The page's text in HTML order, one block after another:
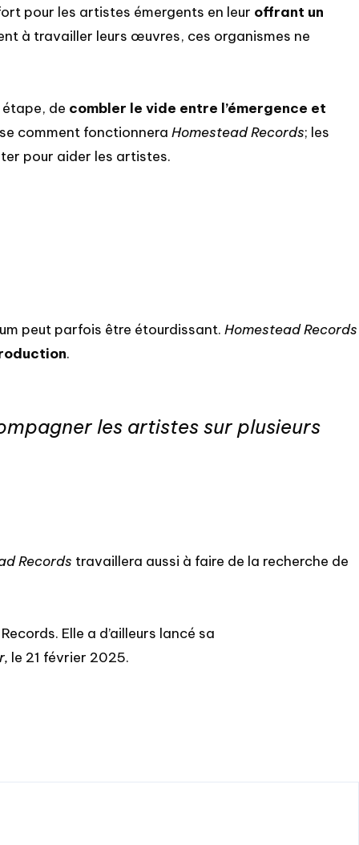
pour les artistes émergents en leur offrant un
à travailler leurs œuvres, ces organismes ne
de combler le vide entre l’émergence et
comment fonctionnera Homestead Records; les
pour aider les artistes.
peut parfois être étourdissant. Homestead Records
.
les artistes sur plusieurs
Records travaillera aussi à faire de la recherche de
Elle a d’ailleurs lancé sa
le 21 février 2025.